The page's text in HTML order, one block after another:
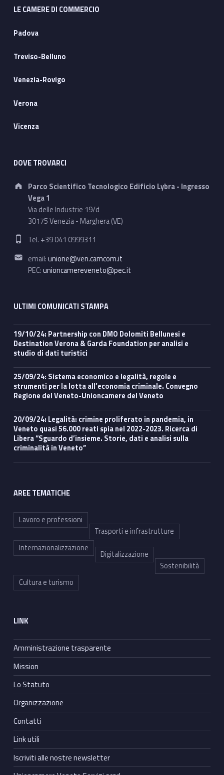
LE CAMERE DI COMMERCIO
Padova
Treviso-Belluno
Venezia-Rovigo
Verona
Vicenza
DOVE TROVARCI
Address:
Parco Scientifico Tecnologico Edificio Lybra - Ingresso
Vega 1
Via delle Industrie 19/d
30175 Venezia - Marghera (VE)
Phone number:
Tel. +39 041 0999311
Email address:
email:unione@ven.camcom.it
PEC:unioncamereveneto@pec.it
ULTIMI COMUNICATI STAMPA
19/10/24: Partnership con DMO Dolomiti Bellunesi e
Destination Verona & Garda Foundation per analisi e
studio di dati turistici
25/09/24: Sistema economico e legalità, regole e
strumenti per la lotta all’economia criminale. Convegno
Regione del Veneto-Unioncamere del Veneto
20/09/24: Legalità: crimine proliferato in pandemia, in
Veneto quasi 56.000 reati spia nel 2022-2023. Ricerca di
Libera “Sguardo d’insieme. Storie, dati e analisi sulla
criminalità in Veneto”
AREE TEMATICHE
Lavoro e professioni
Trasporti e infrastrutture
Internazionalizzazione
Digitalizzazione
Sostenibilità
Cultura e turismo
LINK
Amministrazione trasparente
Mission
Lo Statuto
Organizzazione
Contatti
Link utili
Iscriviti alle nostre newsletter